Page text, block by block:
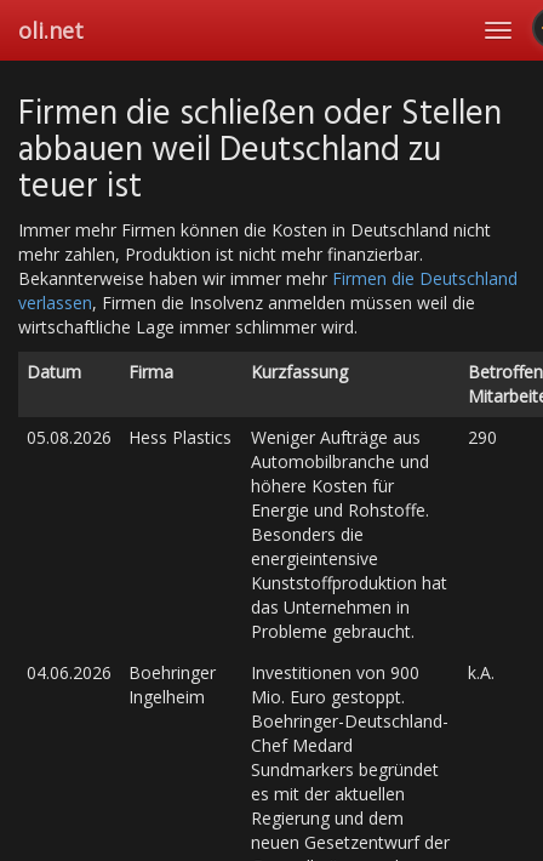
main
oli.net
Firmen die schließen oder Stellen
abbauen weil Deutschland zu
teuer ist
Immer mehr Firmen können die Kosten in Deutschland nicht
mehr zahlen, Produktion ist nicht mehr finanzierbar.
Bekannterweise haben wir immer mehr Firmen die Deutschland
verlassen, Firmen die Insolvenz anmelden müssen weil die
wirtschaftliche Lage immer schlimmer wird.
Datum
Firma Kurzfassung
05.08.2026
Hess Plastics
Weniger Aufträge aus
Automobilbranche und
höhere Kosten für
Energie und Rohstoffe.
Besonders die
energieintensive
Kunststoffproduktion hat
das Unternehmen in
Probleme gebraucht.
290
04.06.2026
Boehringer
Ingelheim
Investitionen von 900
Mio. Euro gestoppt.
Boehringer-Deutschland-
Chef Medard
Sundmarkers begründet
es mit der aktuellen
Regierung und dem
neuen Gesetzentwurf der
k.A.